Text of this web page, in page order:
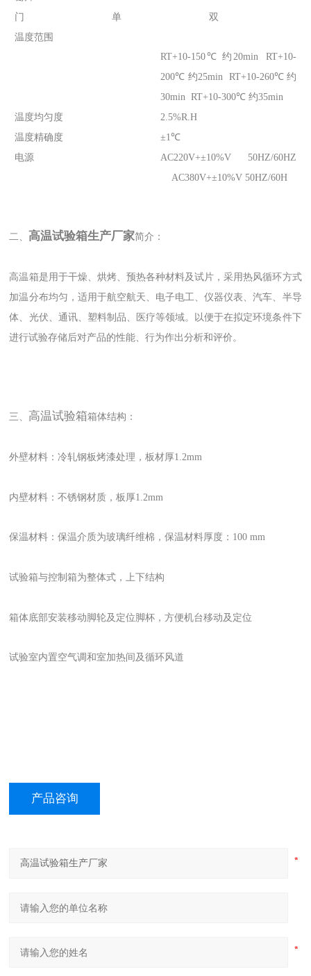
门
单
双
温度范围
RT+10-150℃ 约20min RT+10-
200℃ 约25min RT+10-260℃ 约
30min RT+10-300℃ 约35min
温度均匀度
2.5%R.H
温度精确度
±1℃
电源
AC220V+±10%V 50HZ/60HZ
AC380V+±10%V 50HZ/60H
二、 高温试验箱生产厂家简介：
高温箱是用于干燥、烘烤、预热各种材料及试片，采用热风循环方式
加温分布均匀，适用于航空航天、电子电工、仪器仪表、汽车、半导
体、光伏、通讯、塑料制品、医疗等领域。以便于在拟定环境条件下
进行试验存储后对产品的性能、行为作出分析和评价。
三、 高温试验箱箱体结构：
外壁材料：冷轧钢板烤漆处理，板材厚1.2mm
内壁材料：不锈钢材质，板厚1.2mm
保温材料：保温介质为玻璃纤维棉，保温材料厚度：100 mm
试验箱与控制箱为整体式，上下结构
箱体底部安装移动脚轮及定位脚杯，方便机台移动及定位
试验室内置空气调和室加热间及循环风道
产品咨询